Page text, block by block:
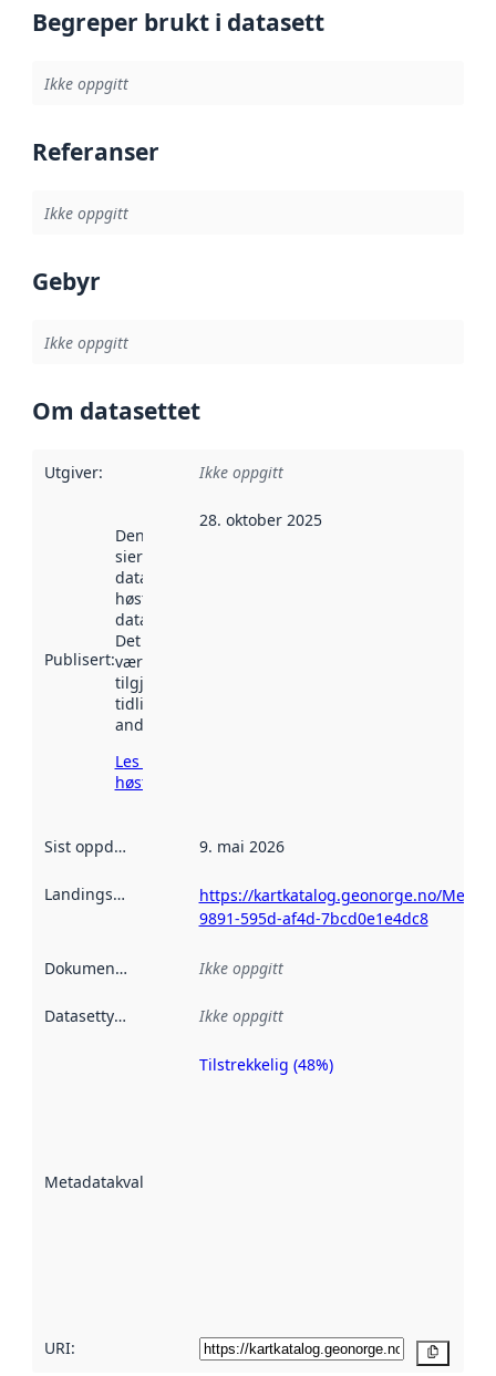
Begreper brukt i datasett
Ikke oppgitt
Referanser
Ikke oppgitt
Gebyr
Ikke oppgitt
Om datasettet
Utgiver: Ikke oppgitt
Publisert:
Denne datoen
sier når
datasettet ble
høstet av
data.norge.no.
Det kan ha
vært
tilgjengelig
tidligere
andre steder.
Les mer om
høsting her
28. oktober 2025
Sist oppdatert 9. mai 2026
Landingsside
https://kartkatalog.geonorge.no/
9891-595d-af4d-7bcd0e1e4dc8
Dokumentasjon Ikke oppgitt
Datasettype Ikke oppgitt
Metadatakvalitet
Metadatakvalitet
Tilstrekkelig (48%)
URI: